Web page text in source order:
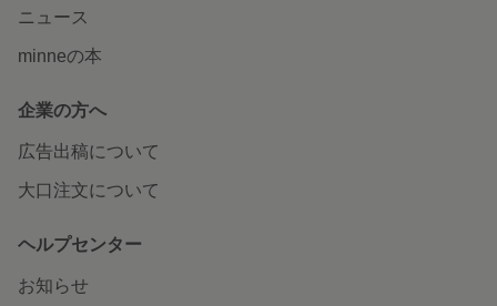
ニュース
minneの本
企業の方へ
広告出稿について
大口注文について
ヘルプセンター
お知らせ